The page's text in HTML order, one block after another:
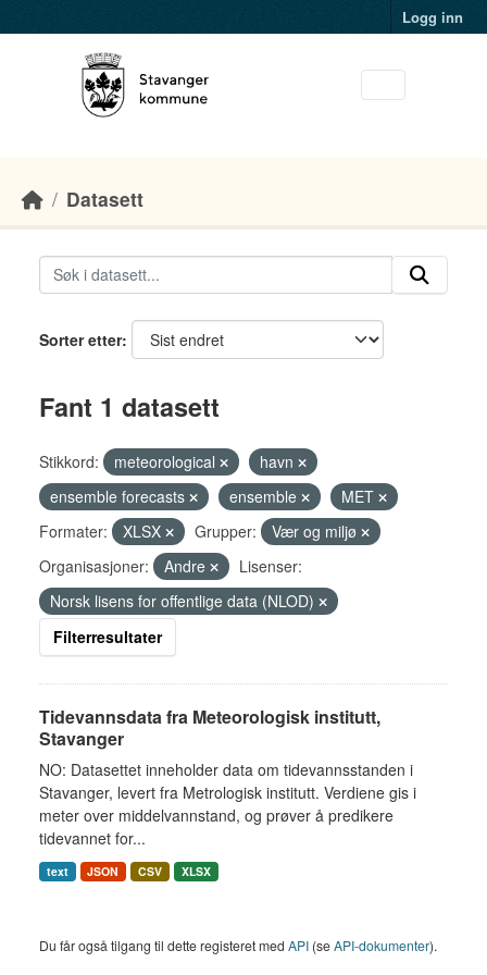
Logg inn
Datasett
Sorter etter
Fant 1 datasett
Stikkord: meteorological
havn
ensemble forecasts
ensemble
MET
Formater:
XLSX Grupper:
Vær og miljø
Organisasjoner:
Andre
Lisenser:
Norsk lisens for offentlige data (NLOD)
Filterresultater
Tidevannsdata fra Meteorologisk institutt,
Stavanger
NO: Datasettet inneholder data om tidevannsstanden i
Stavanger, levert fra Metrologisk institutt. Verdiene gis i
meter over middelvannstand, og prøver å predikere
tidevannet for...
text JSON CSV XLSX
Du får også tilgang til dette registeret med API (seAPI-dokumenter).